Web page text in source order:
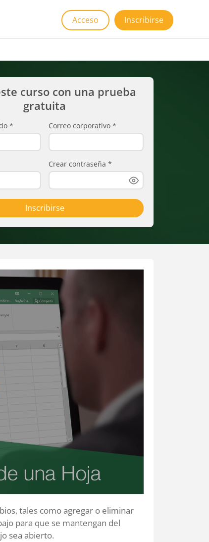
Acceso Inscribirse
curso con una prueba
gratuita
* Correo corporativo *
Crear contraseña *
Inscribirse
tales como agregar o eliminar
para que se mantengan del
sea abierto.